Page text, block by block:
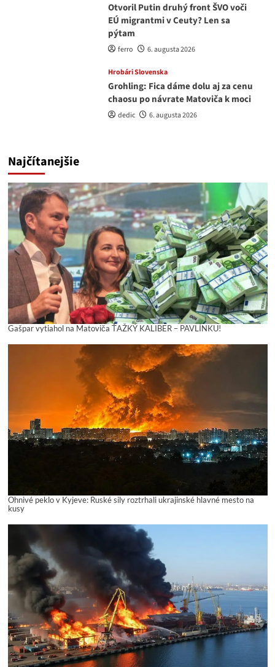
Otvoril Putin druhý front ŠVO voči
EÚ migrantmi v Ceuty? Len sa
pýtam
ferro 6. augusta 2026
Hrobári Slovenska
Grohling: Fica dáme dolu aj za cenu
chaosu po návrate Matoviča k moci
dedic 6. augusta 2026
Najčítanejšie
Gašpar vytiahol na Matoviča ŤAŽKÝ KALIBER – PAVLÍNKU!
Ohnivé peklo v Kyjeve: Ruské sily roztrhali ukrajinské hlavné mesto na
kusy